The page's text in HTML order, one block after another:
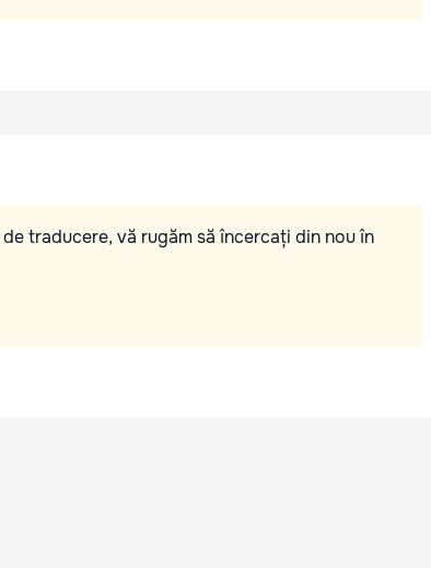
traducere, vă rugăm să încercați din nou în